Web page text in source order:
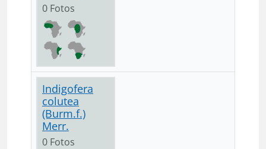
0 Fotos
Indigofera
colutea
(Burm.f.)
Merr.
0 Fotos